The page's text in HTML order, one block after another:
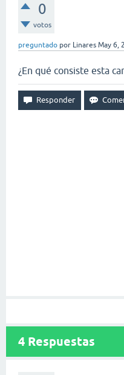
0
votos
preguntado por Linares May 6,
¿En qué consiste esta
4 Respuestas